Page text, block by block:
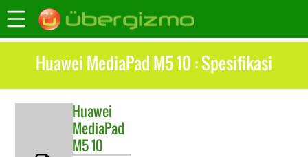
Huawei MediaPad M5 10 : Spesifikasi
Huawei
MediaPad
M5 10